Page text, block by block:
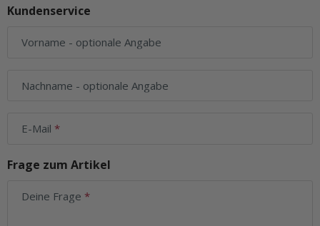
Kundenservice
Vorname - optionale Angabe
Nachname - optionale Angabe
E-Mail
Frage zum Artikel
Deine Frage